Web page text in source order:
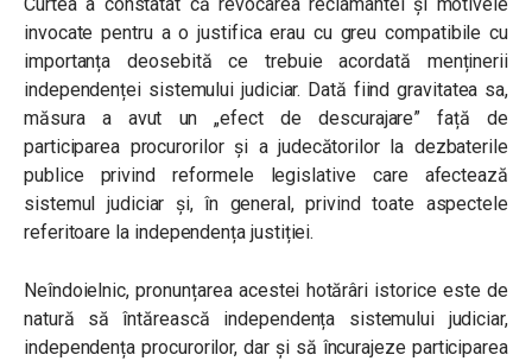
invocate pentru a o justifica erau cu greu compatibile cu
importanța deosebită ce trebuie acordată menținerii
independenței sistemului judiciar. Dată fiind gravitatea sa,
măsura a avut un „efect de descurajare” față de
participarea procurorilor și a judecătorilor la dezbaterile
publice privind reformele legislative care afectează
sistemul judiciar și, în general, privind toate aspectele
referitoare la independența justiției.
Neîndoielnic, pronunțarea acestei hotărâri istorice este de
natură să întărească independența sistemului judiciar,
independența procurorilor, dar și să încurajeze participarea